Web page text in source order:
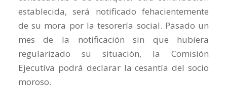
establecida, será notificado fehacientemente
de su mora por la tesorería social. Pasado un
mes de la notificación sin que hubiera
regularizado su situación, la Comisión
Ejecutiva podrá declarar la cesantía del socio
moroso.